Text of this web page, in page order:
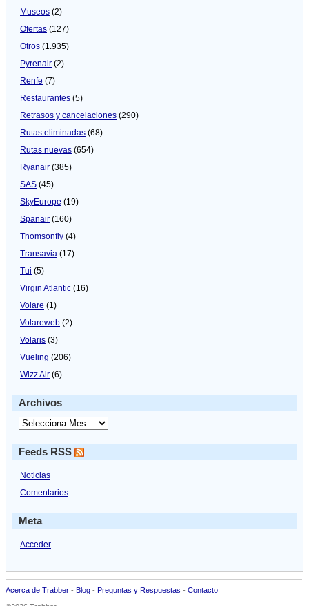
Museos (2)
Ofertas (127)
Otros (1.935)
Pyrenair (2)
Renfe (7)
Restaurantes (5)
Retrasos y cancelaciones (290)
Rutas eliminadas (68)
Rutas nuevas (654)
Ryanair (385)
SAS (45)
SkyEurope (19)
Spanair (160)
Thomsonfly (4)
Transavia (17)
Tui (5)
Virgin Atlantic (16)
Volare (1)
Volareweb (2)
Volaris (3)
Vueling (206)
Wizz Air (6)
Archivos
Feeds RSS
Noticias
Comentarios
Meta
Acceder
Acerca de Trabber - Blog - Preguntas y Respuestas - Contacto